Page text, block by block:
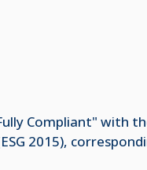
Compliant" with
2015),